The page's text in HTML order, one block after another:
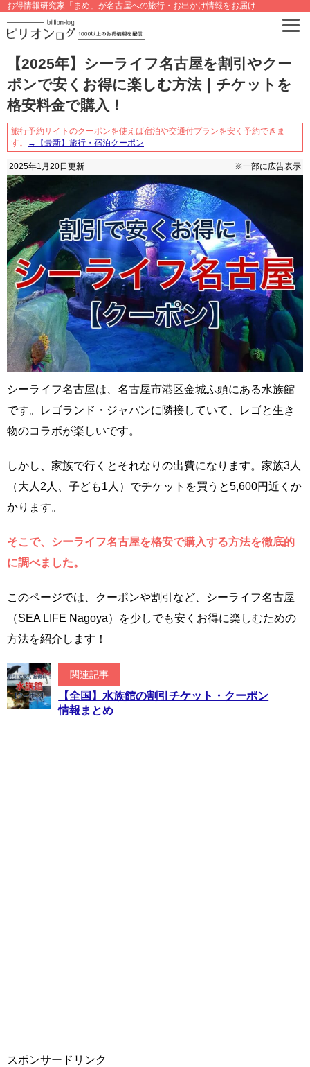
お得情報研究家「まめ」が名古屋への旅行・お出かけ情報をお届け
【2025年】シーライフ名古屋を割引やクー
ポンで安くお得に楽しむ方法｜チケットを
格安料金で購入！
旅行予約サイトのクーポンを使えば宿泊や交通付プランを安く予約できま
す。
→【最新】旅行・宿泊クーポン
2025年1月20日 更新 ※一部に広告表示
シーライフ名古屋は、名古屋市港区金城ふ頭にある水族館
です。レゴランド・ジャパンに隣接していて、レゴと生き
物のコラボが楽しいです。
しかし、家族で行くとそれなりの出費になります。家族3人
（大人2人、子ども1人）でチケットを買うと5,600円近くか
かります。
そこで、シーライフ名古屋を格安で購入する方法を徹底的
に調べました。
このページでは、クーポンや割引など、シーライフ名古屋
（SEA LIFE Nagoya）を少しでも安くお得に楽しむための
方法を紹介します！
関連記事
【全国】水族館の割引チケット・クーポン
情報まとめ
スポンサードリンク